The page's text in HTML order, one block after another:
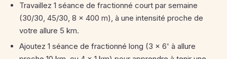
Travaillez 1 séance de fractionné court par semaine
(30/30, 45/30, 8 × 400 m), à une intensité proche de
votre allure 5 km.
Ajoutez 1 séance de fractionné long (3 × 6' à allure